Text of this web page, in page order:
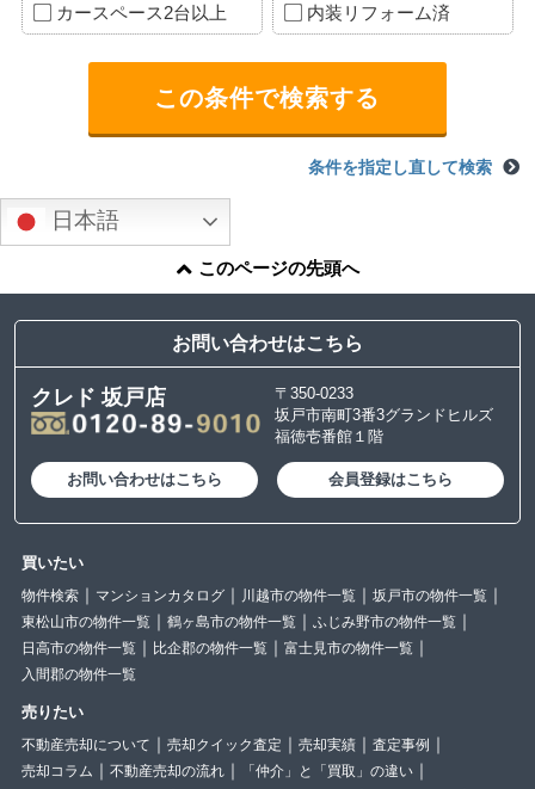
カースペース2台以上 内装リフォーム済
条件を指定し直して検索
日本語
このページの先頭へ
お問い合わせはこちら
クレド 坂戸店
〒350-0233
坂戸市南町3番3グランドヒルズ
福徳壱番館１階
お問い合わせはこちら 会員登録はこちら
買いたい
物件検索 マンションカタログ 川越市の物件一覧
坂戸市の物件一覧
東松山市の物件一覧
鶴ヶ島市の物件一覧
ふじみ野市の物件一覧
日高市の物件一覧
比企郡の物件一覧
富士見市の物件一覧
入間郡の物件一覧
売りたい
不動産売却について 売却クイック査定 売却実績
査定事例
売却コラム
不動産売却の流れ
「仲介」と「買取」の違い